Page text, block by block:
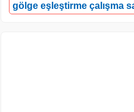
gölge eşleştirme çalışma